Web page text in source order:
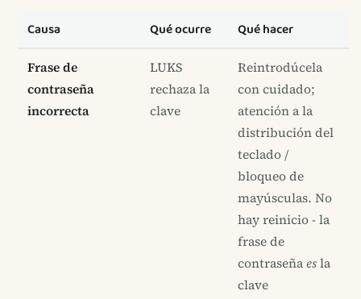
Causa Qué ocurre Qué hacer
Frase de
contraseña
incorrecta
LUKS
rechaza la
clave
Reintrodúcela
con cuidado;
atención a la
distribución del
teclado /
bloqueo de
mayúsculas. No
hay reinicio - la
frase de
contraseñaesla
clave